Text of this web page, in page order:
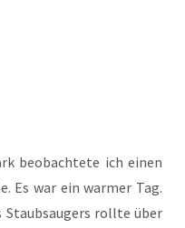
beob­ach­te­te ich einen
Es war ein war­mer Tag.
Staub­saugers roll­te über